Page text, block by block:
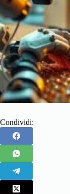
Condividi: